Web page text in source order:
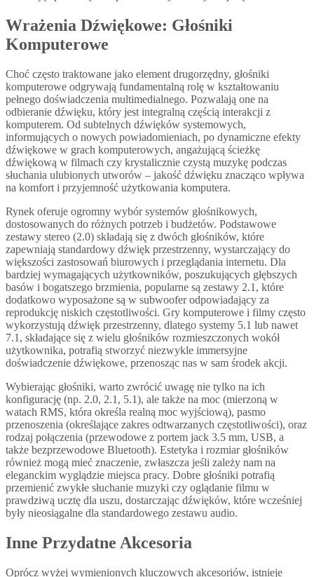
Wrażenia Dźwiękowe: Głośniki
Komputerowe
Choć często traktowane jako element drugorzędny, głośniki
komputerowe odgrywają fundamentalną rolę w kształtowaniu
pełnego doświadczenia multimedialnego. Pozwalają one na
odbieranie dźwięku, który jest integralną częścią interakcji z
komputerem. Od subtelnych dźwięków systemowych,
informujących o nowych powiadomieniach, po dynamiczne efekty
dźwiękowe w grach komputerowych, angażującą ścieżkę
dźwiękową w filmach czy krystalicznie czystą muzykę podczas
słuchania ulubionych utworów – jakość dźwięku znacząco wpływa
na komfort i przyjemność użytkowania komputera.
Rynek oferuje ogromny wybór systemów głośnikowych,
dostosowanych do różnych potrzeb i budżetów. Podstawowe
zestawy stereo (2.0) składają się z dwóch głośników, które
zapewniają standardowy dźwięk przestrzenny, wystarczający do
większości zastosowań biurowych i przeglądania internetu. Dla
bardziej wymagających użytkowników, poszukujących głębszych
basów i bogatszego brzmienia, popularne są zestawy 2.1, które
dodatkowo wyposażone są w subwoofer odpowiadający za
reprodukcję niskich częstotliwości. Gry komputerowe i filmy często
wykorzystują dźwięk przestrzenny, dlatego systemy 5.1 lub nawet
7.1, składające się z wielu głośników rozmieszczonych wokół
użytkownika, potrafią stworzyć niezwykle immersyjne
doświadczenie dźwiękowe, przenosząc nas w sam środek akcji.
Wybierając głośniki, warto zwrócić uwagę nie tylko na ich
konfigurację (np. 2.0, 2.1, 5.1), ale także na moc (mierzoną w
watach RMS, która określa realną moc wyjściową), pasmo
przenoszenia (określające zakres odtwarzanych częstotliwości), oraz
rodzaj połączenia (przewodowe z portem jack 3.5 mm, USB, a
także bezprzewodowe Bluetooth). Estetyka i rozmiar głośników
również mogą mieć znaczenie, zwłaszcza jeśli zależy nam na
eleganckim wyglądzie miejsca pracy. Dobre głośniki potrafią
przemienić zwykłe słuchanie muzyki czy oglądanie filmu w
prawdziwą ucztę dla uszu, dostarczając dźwięków, które wcześniej
były nieosiągalne dla standardowego zestawu audio.
Inne Przydatne Akcesoria
Oprócz wyżej wymienionych kluczowych akcesoriów, istnieje